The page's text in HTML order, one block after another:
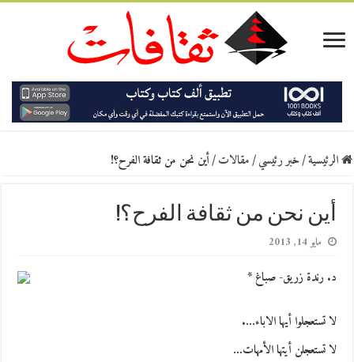
الرئيسية/خبر رئيسي/مقالات/أين نحن من ثقافة الفرح؟!
أين نحن من ثقافة الفرح؟!
مايو 14, 2013
د. رندة زريق- صباغ *
لا تستعجلوا أيها الاباء….
لا تستعجلن أيتها الأمهات…